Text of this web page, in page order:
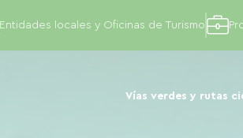
Vías verdes y rutas
Entidades locales y Oficinas de Turismo